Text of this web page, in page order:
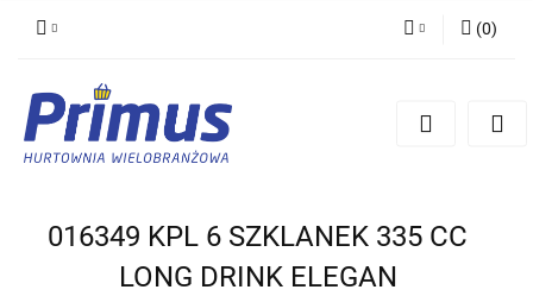
Zarejestruj się
(0)
016349 KPL 6 SZKLANEK 335 CC
LONG DRINK ELEGAN